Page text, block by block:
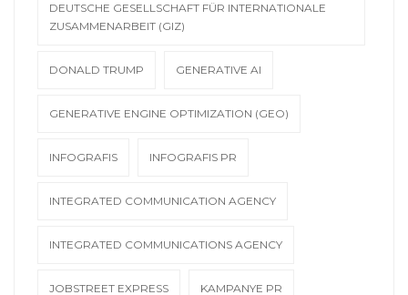
DEUTSCHE GESELLSCHAFT FÜR INTERNATIONALE
ZUSAMMENARBEIT (GIZ)
DONALD TRUMP GENERATIVE AI
GENERATIVE ENGINE OPTIMIZATION (GEO)
INFOGRAFIS INFOGRAFIS PR
INTEGRATED COMMUNICATION AGENCY
INTEGRATED COMMUNICATIONS AGENCY
JOBSTREET EXPRESS KAMPANYE PR